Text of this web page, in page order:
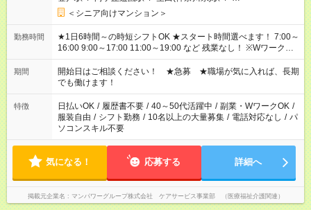
＜シニア向けマンション＞
勤務時間
★1日6時間～の時短シフトOK ★スタート時間選べます！ 7:00～
16:00 9:00～17:00 11:00～19:00 など 残業なし！ ※Wワークの
場合、他のお仕事と合わせ週40時間超の就業はご案内できませ
ん ※法令に基づき、週20時間以上勤務は社会保険への加入対象
となります ※労働者派遣法（日雇い派遣の原則禁止）により、
短時間・短期間の就業はご案内が難しい場合があります
期間
開始日はご相談ください！ ★急募 ★職場が気に入れば、長期
でも働けます！
特徴 日払いOK / 履歴書不要 / 40～50代活躍中 / 副業・WワークOK /
服装自由 / シフト勤務 / 10名以上の大量募集 / 電話対応なし / パ
ソコンスキル不要
気になる！ 応募する 詳細へ
掲載元企業名 マンパワーグループ株式会社 ケアサービス事業部 （医療福祉介護関連）